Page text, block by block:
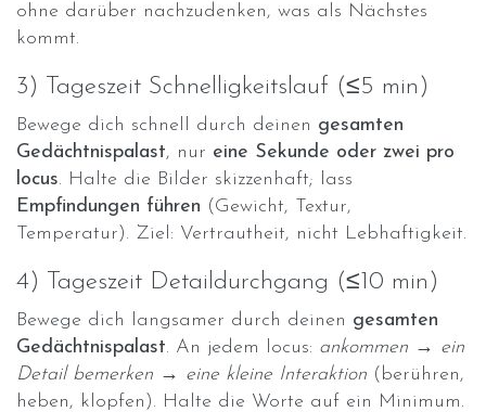
ohne darüber nachzudenken, was als Nächstes
kommt.
3) Tageszeit Schnelligkeitslauf (≤5 min)
Bewege dich schnell durch deinen gesamten
Gedächtnispalast, nur eine Sekunde oder zwei pro
locus. Halte die Bilder skizzenhaft; lass
Empfindungen führen (Gewicht, Textur,
Temperatur). Ziel: Vertrautheit, nicht Lebhaftigkeit.
4) Tageszeit Detaildurchgang (≤10 min)
Bewege dich langsamer durch deinen gesamten
Gedächtnispalast. An jedem locus: ankommen → ein
Detail bemerken → eine kleine Interaktion (berühren,
heben, klopfen). Halte die Worte auf ein Minimum.